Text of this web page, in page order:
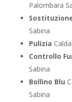
Palombara
Sabina
Pulizia
Controllo
Sabina
Bollino Blu
Sabina